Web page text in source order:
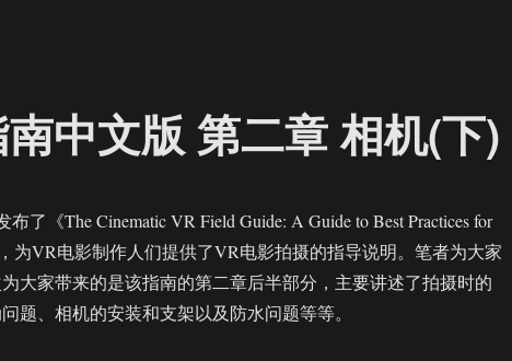
中文版 第二章 相机(下)
布了《The Cinematic VR Field Guide: A Guide to Best Practices for
，为VR电影制作人们提供了VR电影拍摄的指导说明。笔者为大家
大家带来的是该指南的第二章后半部分，主要讲述了拍摄时的
题、相机的安装和支架以及防水问题等等。